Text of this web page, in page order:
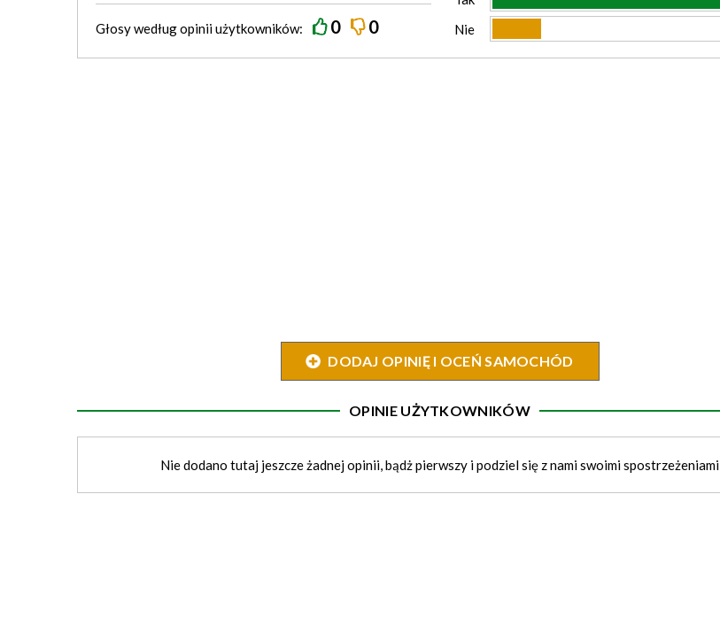
Głosy wedługopiniiużytkowników: 0 0 Nie
DODAJ OPINIĘ I OCEŃ SAMOCHÓD
OPINIE UŻYTKOWNIKÓW
Nie dodano tutaj jeszcze żadnej opinii, bądż pierwszy i podziel się z nami swoimi spostrzeżeniami